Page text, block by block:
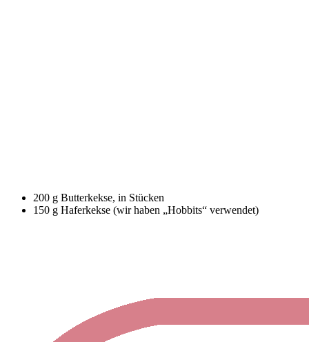
200 g Butterkekse, in Stücken
150 g Haferkekse (wir haben „Hobbits“ verwendet)